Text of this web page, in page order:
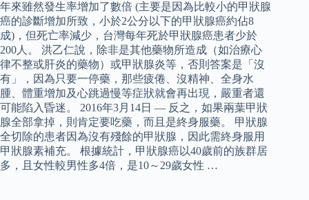
年來雖然發生率增加了數倍 (主要是因為比較小的甲狀腺
癌的診斷增加所致，小於2公分以下的甲狀腺癌約佔8
成)，但死亡率減少，台灣每年死於甲狀腺癌患者少於
200人。 洪乙仁說，除非是其他藥物所造成（如治療心
律不整或肝炎的藥物）或甲狀腺炎等，否則答案是「沒
有」，因為只要一停藥，那些疲倦、沒精神、全身水
腫、體重增加及心跳過慢等症狀就會再出現，嚴重者還
可能陷入昏迷。 2016年3月14日 — 反之，如果兩葉甲狀
腺全部拿掉，則肯定要吃藥，而且是終身服藥。 甲狀腺
全切除的患者因為沒有殘餘的甲狀腺，因此需終身服用
甲狀腺素補充。 根據統計，甲狀腺癌以40歲前的族群居
多，且女性較男性多4倍，是10～29歲女性 …